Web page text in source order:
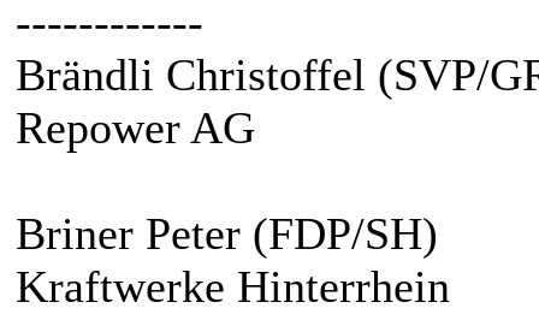
------------
Brändli Christoffel (SVP/
Repower AG
Briner Peter (FDP/SH)
Kraftwerke Hinterrhein